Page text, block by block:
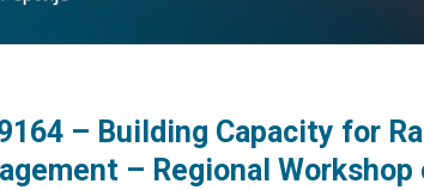
– Building Capacity for
– Regional Workshop